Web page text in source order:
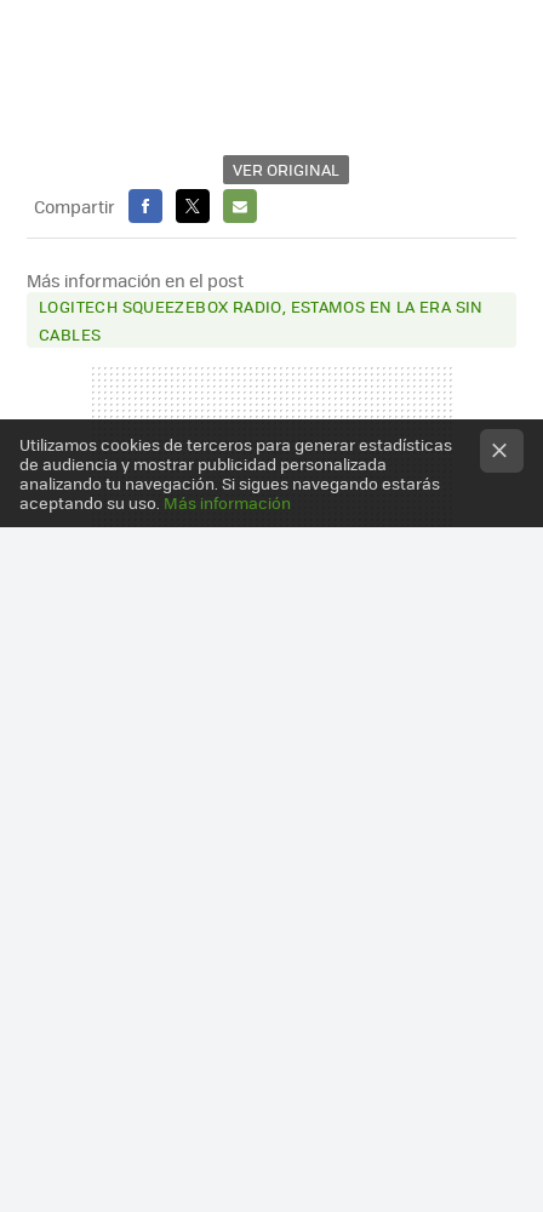
VER ORIGINAL
Compartir
FACEBOOK
X
E-
MAIL
Más información en el post
LOGITECH SQUEEZEBOX RADIO, ESTAMOS EN LA ERA SIN
CABLES
Utilizamos cookies de terceros para generar estadísticas
de audiencia y mostrar publicidad personalizada
analizando tu navegación. Si sigues navegando estarás
aceptando su uso. Más información